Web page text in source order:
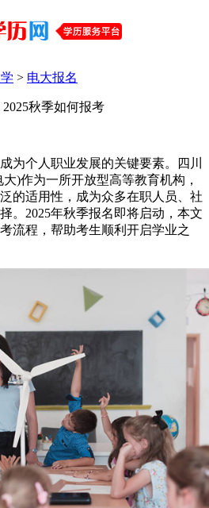
> 电大报名
秋季如何报考
为个人职业发展的关键要素。四川
)作为一所开放型高等教育机构，
的适用性，成为众多在职人员、社
。2025年秋季报名即将启动，本文
流程，帮助考生顺利开启学业之